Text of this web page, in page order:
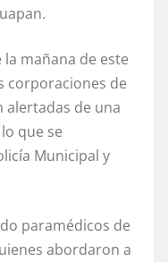
mañana de este
corporaciones de
alertadas de una
que se
Municipal y
paramédicos de
abordaron a